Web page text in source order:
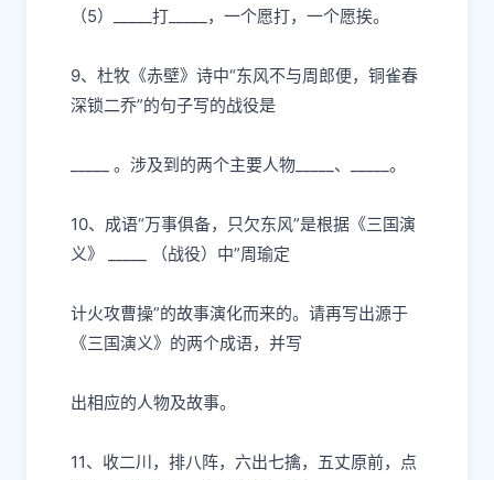
（5）_____打_____， ⼀个愿打， ⼀个愿挨。
9、杜牧《⾚壁》诗中“东⻛不与周郎便，铜雀春
深锁⼆乔”的句⼦写的战役是
_____ 。涉及到的两个主要⼈物 _____、_____。
10、成语“万事俱备，只⽋东⻛”是根据《三国演
义》
_____ （战役）中”周瑜定
计⽕攻曹操”的故事演化⽽来的。请再写出源于
《三国演义》的两个成语，并写
出相应的⼈物及故事。
11、收⼆川，排⼋阵，六出七擒，五丈原前，点